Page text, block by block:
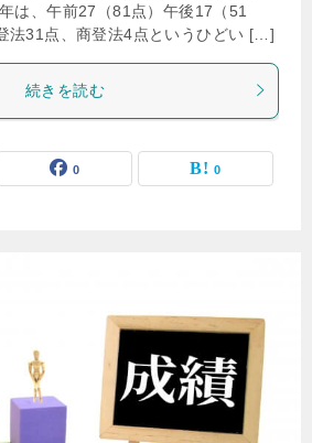
は、午前27（81点）午後17（51
法31点、商登法4点というひどい […]
続きを読む
0 0